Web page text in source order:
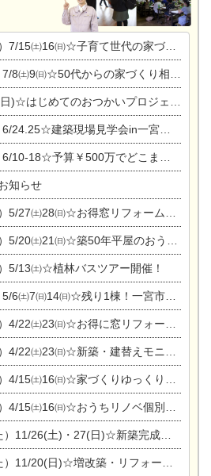
㈯16㈰☆子育て世代の家づくり相談会
8㈯9㈰☆50代からの家づくり相談会
)☆はじめてのおつかいプロジェクト
建築現場見学会in一宮市木曽川町
算￥500万でどこまでできるの？リフォーム相談会
知らせ
㈯28㈰☆お得窓リフォーム個別相談会
㈰☆築50年平屋のおうちリノベーション完成見学会
5/13㈯☆植林バスツアー開催！
☆残り1棟！一宮市限定モニター募集相談会(新築・建替え)
㈯23㈰☆お得に窓リフォーム個別相談会
23㈰☆新築・建替えモニター募集個別相談会
16㈰☆家づくりゆっくりじっくり個別相談会
15㈯16㈰☆おうちリノベ個別相談会
土)・27(日)☆新築完成見学会 in一宮市あずら
)☆増改築・リフォームまつり＆秋の味覚まつり＆芸術祭